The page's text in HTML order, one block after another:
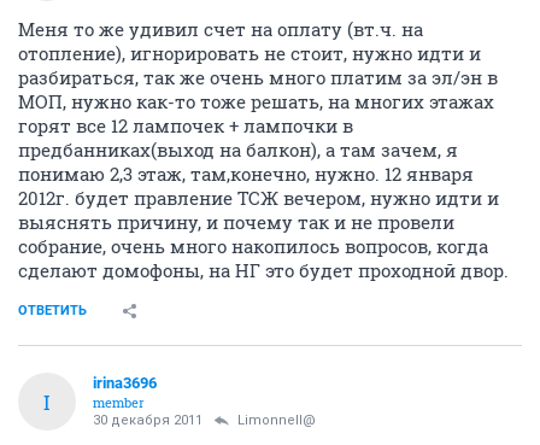
Меня то же удивил счет на оплату (вт.ч. на
отопление), игнорировать не стоит, нужно идти и
разбираться, так же очень много платим за эл/эн в
МОП, нужно как-то тоже решать, на многих этажах
горят все 12 лампочек + лампочки в
предбанниках(выход на балкон), а там зачем, я
понимаю 2,3 этаж, там,конечно, нужно. 12 января
2012г. будет правление ТСЖ вечером, нужно идти и
выяснять причину, и почему так и не провели
собрание, очень много накопилось вопросов, когда
сделают домофоны, на НГ это будет проходной двор.
ОТВЕТИТЬ
I
irina3696
member
30 декабря 2011 Limonnell@